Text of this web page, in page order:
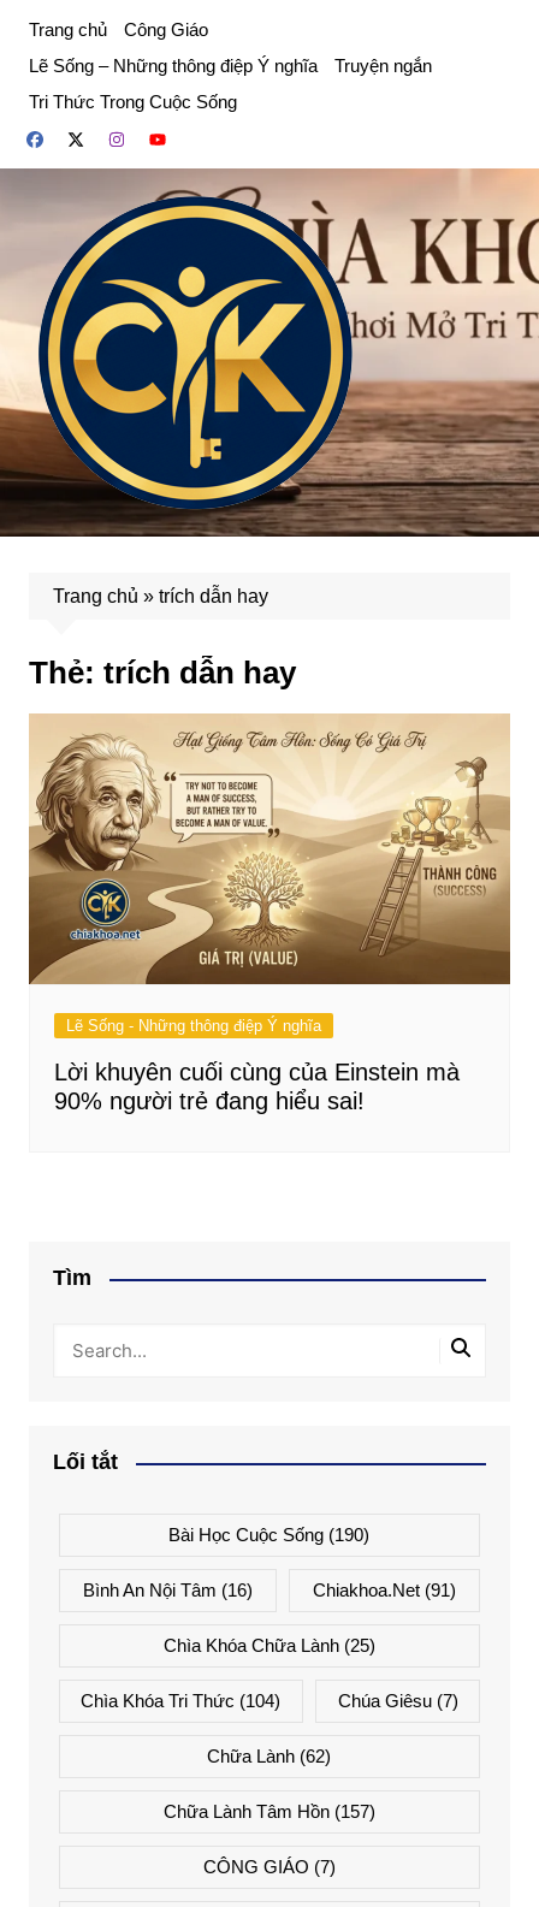
phần
dung
Trang chủ
Công Giáo
Lẽ Sống – Những thông điệp Ý nghĩa
Truyện ngắn
Tri Thức Trong Cuộc Sống
Trang chủ » trích dẫn hay
Thẻ: trích dẫn hay
Lẽ Sống - Những thông điệp Ý nghĩa
Lời khuyên cuối cùng của Einstein mà
90% người trẻ đang hiểu sai!
Tìm
Lối tắt
Bài Học Cuộc Sống (190)
Bình An Nội Tâm (16) Chiakhoa.net (91)
Chìa Khóa Chữa Lành(25)
Chìa Khóa Tri Thức (104) Chúa Giêsu(7)
Chữa Lành (62)
Chữa Lành Tâm Hồn(157)
CÔNG GIÁO (7)